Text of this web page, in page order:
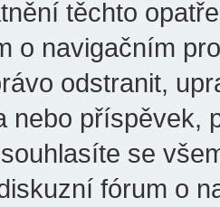
těchto
o navigačním
odstranit,
nebo příspěvek,
se
fórum o